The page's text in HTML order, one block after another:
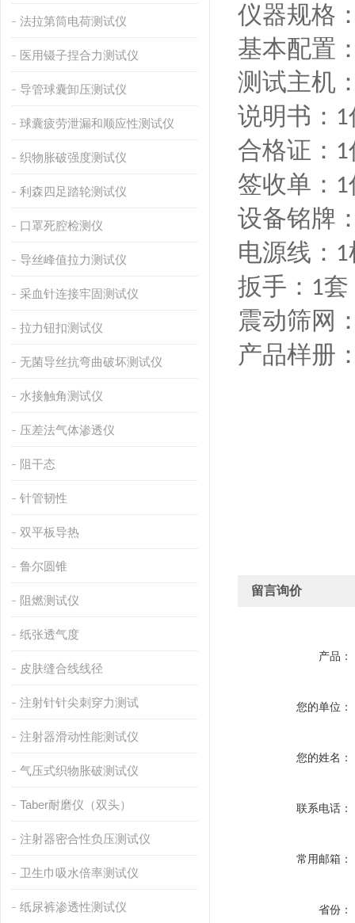
法拉第筒电荷测试仪
医用镊子捏合力测试仪
导管球囊卸压测试仪
球囊疲劳泄漏和顺应性测试仪
织物胀破强度测试仪
利森四足踏轮测试仪
口罩死腔检测仪
导丝峰值拉力测试仪
采血针连接牢固测试仪
拉力钮扣测试仪
无菌导丝抗弯曲破坏测试仪
水接触角测试仪
压差法气体渗透仪
阻干态
针管韧性
双平板导热
鲁尔圆锥
阻燃测试仪
纸张透气度
皮肤缝合线线径
注射针针尖刺穿力测试
注射器滑动性能测试仪
气压式织物胀破测试仪
Taber耐磨仪（双头）
注射器密合性负压测试仪
卫生巾吸水倍率测试仪
纸尿裤渗透性测试仪
仪器规格
基本配置
测试主机
说明书： 1
合格证： 1
签收单： 1
设备铭牌
电源线： 1
扳手： 1套
震动筛网
产品样册
留言询价
产品：
您的单位：
您的姓名：
联系电话：
常用邮箱：
省份：